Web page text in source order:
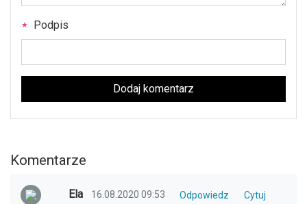
Podpis
Dodaj komentarz
Komentarze
Ela 16.08.2020 09:53 Odpowiedz
Cytuj